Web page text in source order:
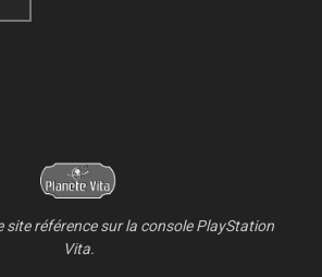
site référence sur la console PlayStation
Vita.